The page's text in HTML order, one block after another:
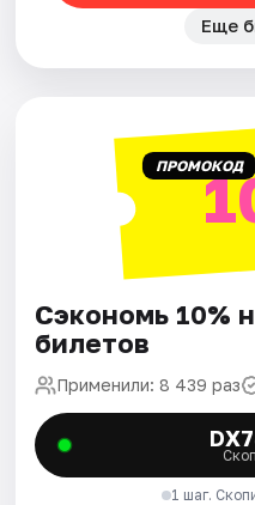
Еще
ПРОМОКОД
Сэкономь 10%
билетов
Применили: 8 439 раз
1 шаг.